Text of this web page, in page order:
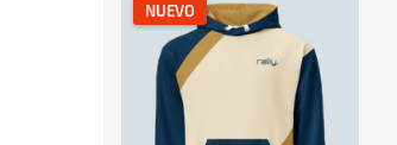
NUEVO